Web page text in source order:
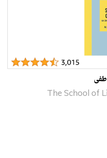
The School of